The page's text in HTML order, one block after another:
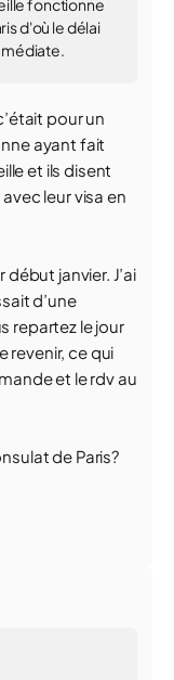
fonctionne
d'où le délai
pour un
ayant fait
et ils disent
leur visa en
début janvier. J’ai
d’une
repartez le jour
revenir, ce qui
et le rdv au
de Paris?